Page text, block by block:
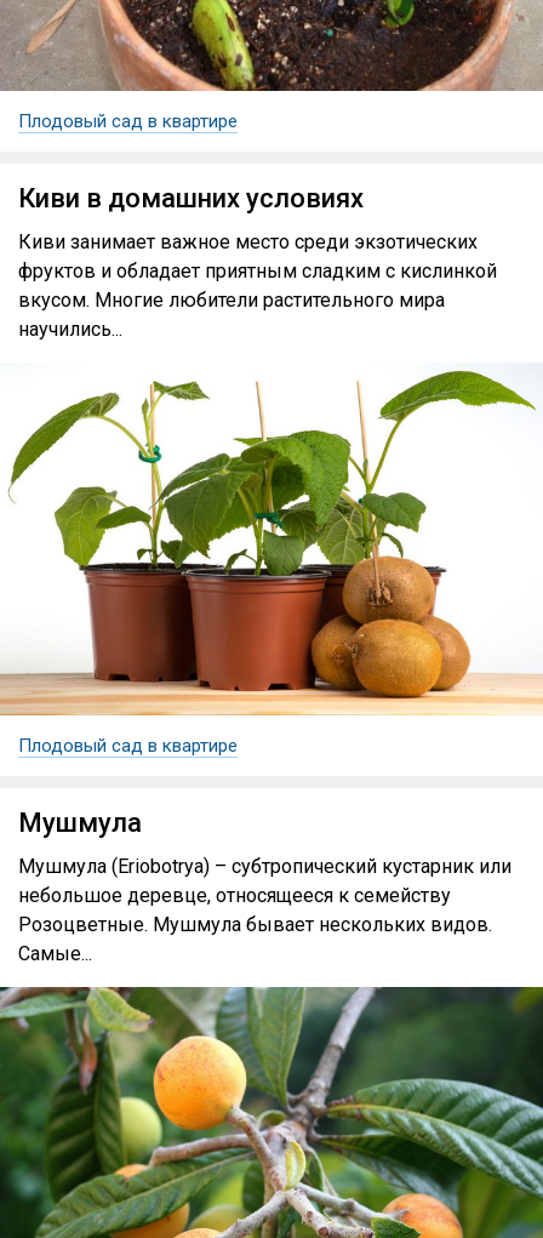
Плодовый сад в квартире
Киви в домашних условиях
Киви занимает важное место среди экзотических
фруктов и обладает приятным сладким с кислинкой
вкусом. Многие любители растительного мира
научились...
Плодовый сад в квартире
Мушмула
Мушмула (Eriobotrya) – субтропический кустарник или
небольшое деревце, относящееся к семейству
Розоцветные. Мушмула бывает нескольких видов.
Самые...